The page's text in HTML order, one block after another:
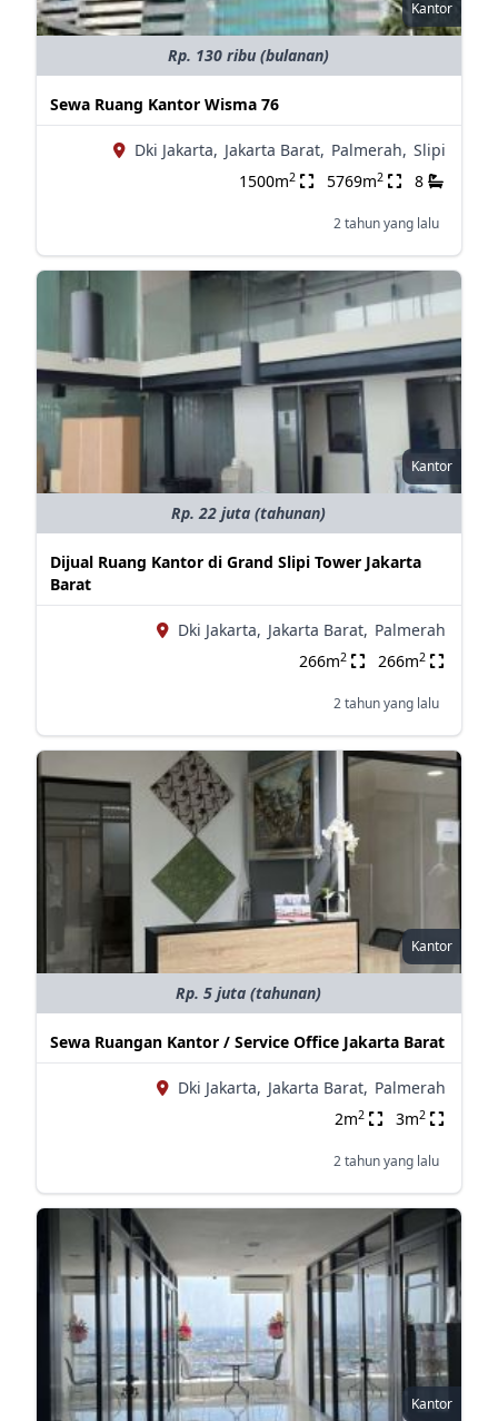
Kantor
Rp. 130 ribu (bulanan)
Sewa Ruang Kantor Wisma 76
Dki Jakarta, Jakarta Barat, Palmerah, Slipi
1500m2 5769m2 8
2 tahun yang lalu
Kantor
Rp. 22 juta (tahunan)
Dijual Ruang Kantor di Grand Slipi Tower Jakarta
Barat
Dki Jakarta, Jakarta Barat, Palmerah
266m2 266m2
2 tahun yang lalu
Kantor
Rp. 5 juta (tahunan)
Sewa Ruangan Kantor / Service Office Jakarta Barat
Dki Jakarta, Jakarta Barat, Palmerah
2m2 3m2
2 tahun yang lalu
Kantor